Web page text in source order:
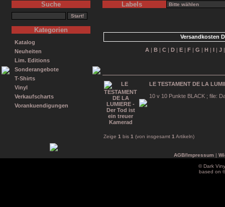
Suche
Kategorien
Katalog
Neuheiten
Lim. Editions
Sonderangebote
T-Shirts
Vinyl
Verkaufscharts
Vorankuendigungen
Labels
Versandkosten
A | B | C | D | E | F | G | H | I | J
LE TESTAMENT DE LA
10 v 10 Punkte BLACK ; file:
Zeige 1 bis 1 (von insgesamt 1 Artikeln)
AGB/Impressum|
© Dark
based on